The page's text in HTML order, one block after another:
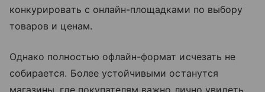
конкурировать с онлайн-площадками по выбору
товаров и ценам.
Однако полностью офлайн-формат исчезать не
собирается. Более устойчивыми останутся